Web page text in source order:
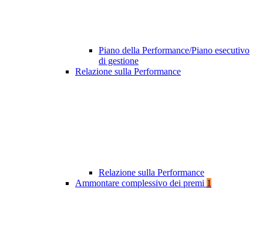
Piano della Performance/Piano esecutivo
di gestione
Relazione sulla Performance
Relazione sulla Performance
Ammontare complessivo dei premi 1